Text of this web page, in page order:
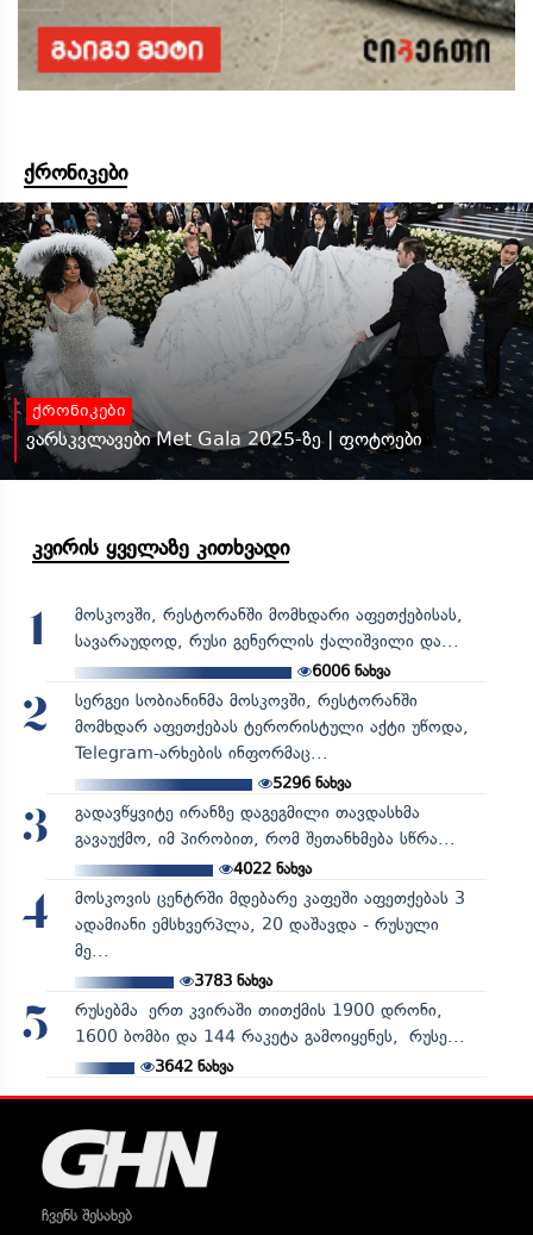
ქრონიკები
ქრონიკები
ვარსკვლავები Met Gala 2025-ზე | ფოტოები
კვირის ყველაზე კითხვადი
1
მოსკოვში, რესტორანში მომხდარი აფეთქებისას,
სავარაუდოდ, რუსი გენერლის ქალიშვილი და...
6006ნახვა
2
სერგეი სობიანინმა მოსკოვში, რესტორანში
მომხდარ აფეთქებას ტერორისტული აქტი უწოდა,
Telegram-არხების ინფორმაც...
5296ნახვა
3
გადავწყვიტე ირანზე დაგეგმილი თავდასხმა
გავაუქმო, იმ პირობით, რომ შეთანხმება სწრა...
4022ნახვა
4
მოსკოვის ცენტრში მდებარე კაფეში აფეთქებას 3
ადამიანი ემსხვერპლა, 20 დაშავდა - რუსული
მე...
3783ნახვა
5
რუსებმა ერთ კვირაში თითქმის 1900 დრონი,
1600 ბომბი და 144 რაკეტა გამოიყენეს, რუსე...
3642ნახვა
ჩვენს შესახებ